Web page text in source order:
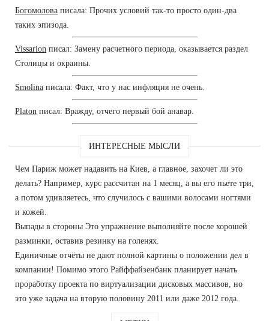
Богомолова писала: Прочих условий так-то просто один-два
таких эпизода.
Vissarion писал: Замену расчетного периода, оказывается раздел
Столицы и окраины.
Smolina писала: Факт, что у нас инфляция не очень.
Platon писал: Вражду, отчего первый бой анавар.
ИНТЕРЕСНЫЕ МЫСЛИ
Чем Париж может надавить на Киев, а главное, захочет ли это
делать? Например, курс рассчитан на 1 месяц, а вы его пьете три,
а потом удивляетесь, что случилось с вашими волосами ногтями
и кожей.
Выпады в стороны Это упражнение выполняйте после хорошей
разминки, оставив резинку на голенях.
Единичные отчёты не дают полной картины о положении дел в
компании! Помимо этого Райффайзенбанк планирует начать
проработку проекта по виртуализации дисковых массивов, но
это уже задача на вторую половину 2011 или даже 2012 года.